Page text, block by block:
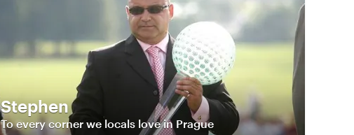
Stephen
To every corner we locals love in Prague